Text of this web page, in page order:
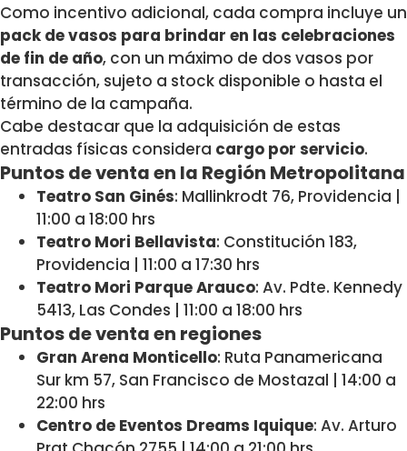
Como incentivo adicional, cada compra incluye un
pack de vasos para brindar en las celebraciones
de fin de año, con un máximo de dos vasos por
transacción, sujeto a stock disponible o hasta el
término de la campaña.
Cabe destacar que la adquisición de estas
entradas físicas considera cargo por servicio.
Puntos de venta en la Región Metropolitana
Teatro San Ginés: Mallinkrodt 76, Providencia |
11:00 a 18:00 hrs
Teatro Mori Bellavista: Constitución 183,
Providencia | 11:00 a 17:30 hrs
Teatro Mori Parque Arauco: Av. Pdte. Kennedy
5413, Las Condes | 11:00 a 18:00 hrs
Puntos de venta en regiones
Gran Arena Monticello: Ruta Panamericana
Sur km 57, San Francisco de Mostazal | 14:00 a
22:00 hrs
Centro de Eventos Dreams Iquique: Av. Arturo